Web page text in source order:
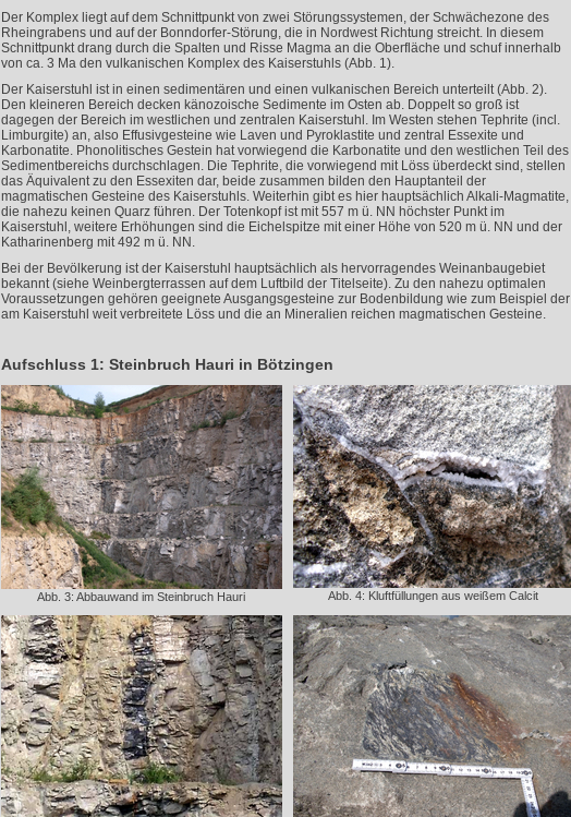
Der Komplex liegt auf dem Schnittpunkt von zwei Störungssystemen, der Schwächezone des
Rheingrabens und auf der Bonndorfer-Störung, die in Nordwest Richtung streicht. In diesem
Schnittpunkt drang durch die Spalten und Risse Magma an die Oberfläche und schuf innerhalb
von ca. 3 Ma den vulkanischen Komplex des Kaiserstuhls (Abb. 1).
Der Kaiserstuhl ist in einen sedimentären und einen vulkanischen Bereich unterteilt (Abb. 2).
Den kleineren Bereich decken känozoische Sedimente im Osten ab. Doppelt so groß ist
dagegen der Bereich im westlichen und zentralen Kaiserstuhl. Im Westen stehen Tephrite (incl.
Limburgite) an, also Effusivgesteine wie Laven und Pyroklastite und zentral Essexite und
Karbonatite. Phonolitisches Gestein hat vorwiegend die Karbonatite und den westlichen Teil des
Sedimentbereichs durchschlagen. Die Tephrite, die vorwiegend mit Löss überdeckt sind, stellen
das Äquivalent zu den Essexiten dar, beide zusammen bilden den Hauptanteil der
magmatischen Gesteine des Kaiserstuhls. Weiterhin gibt es hier hauptsächlich Alkali-Magmatite,
die nahezu keinen Quarz führen. Der Totenkopf ist mit 557 m ü. NN höchster Punkt im
Kaiserstuhl, weitere Erhöhungen sind die Eichelspitze mit einer Höhe von 520 m ü. NN und der
Katharinenberg mit 492 m ü. NN.
Bei der Bevölkerung ist der Kaiserstuhl hauptsächlich als hervorragendes Weinanbaugebiet
bekannt (siehe Weinbergterrassen auf dem Luftbild der Titelseite). Zu den nahezu optimalen
Voraussetzungen gehören geeignete Ausgangsgesteine zur Bodenbildung wie zum Beispiel der
am Kaiserstuhl weit verbreitete Löss und die an Mineralien reichen magmatischen Gesteine.
Aufschluss 1: Steinbruch Hauri in Bötzingen
Abb. 3: Abbauwand im Steinbruch Hauri Abb. 4: Kluftfüllungen aus weißem Calcit